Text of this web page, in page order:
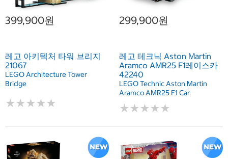
399,900원
레고 아키텍처 타워 브리지
21067
LEGO Architecture Tower
Bridge
★★★★★
★★★★★
299,900원
레고 테크닉 Aston Martin
Aramco AMR25 F1레이스카
42240
LEGO Technic Aston Martin
Aramco AMR25 F1 Car
★★★★★
★★★★★